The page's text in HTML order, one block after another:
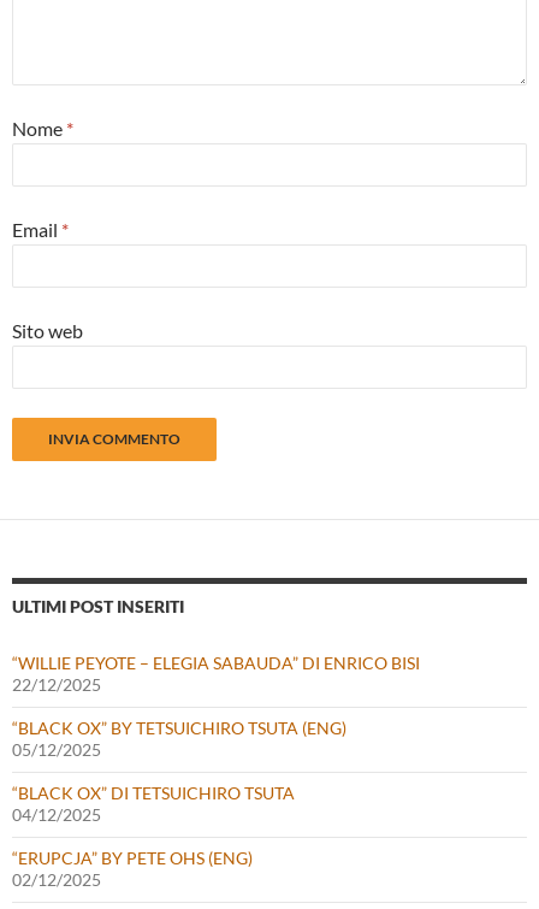
Nome *
Email *
Sito web
ULTIMI POST INSERITI
“WILLIE PEYOTE – ELEGIA SABAUDA” DI ENRICO BISI
22/12/2025
“BLACK OX” BY TETSUICHIRO TSUTA (ENG)
05/12/2025
“BLACK OX” DI TETSUICHIRO TSUTA
04/12/2025
“ERUPCJA” BY PETE OHS (ENG)
02/12/2025